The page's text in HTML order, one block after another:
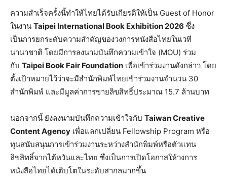
ความสำเร็จครั้งนี้ทำให้ไทยได้รับเกียรติให้เป็น Guest of Honor
ในงาน Taipei International Book Exhibition 2026 ซึ่ง
เป็นการยกระดับความสำคัญของวงการหนังสือไทยในเวที
นานาชาติ โดยมีการลงนามบันทึกความเข้าใจ (MOU) ร่วม
กับ Taipei Book Fair Foundation เพื่อเข้าร่วมงานดังกล่าว โดย
ตั้งเป้าหมายไว้ว่าจะมีสำนักพิมพ์ไทยเข้าร่วมงานจำนวน 30
สำนักพิมพ์ และมีมูลค่าการขายลิขสิทธิ์ประมาณ 15.7 ล้านบาท
นอกจากนี้ ยังลงนามบันทึกความเข้าใจกับ Taiwan Creative
Content Agency เพื่อแลกเปลี่ยน Fellowship Program หรือ
ทุนสนับสนุนการเข้าร่วมงานระหว่างสำนักพิมพ์หรือตัวแทน
ลิขสิทธิ์จากไต้หวันและไทย ซึ่งเป็นการเปิดโอกาสให้วงการ
หนังสือไทยได้เติบโตในระดับสากลมากขึ้น